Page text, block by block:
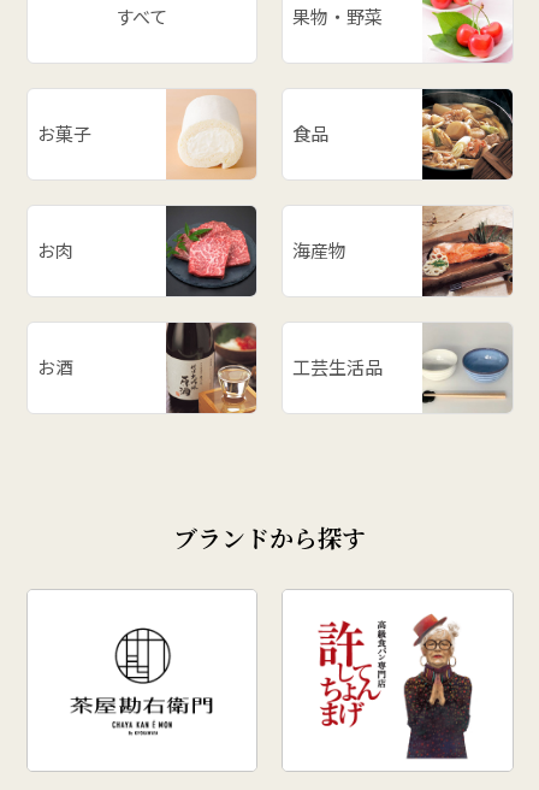
すべて 果物・野菜
お菓子 食品
お肉 海産物
お酒 工芸生活品
ブランドから探す